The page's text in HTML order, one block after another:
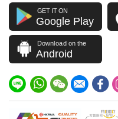
GET IT ON
Google Play
Download on the
Android